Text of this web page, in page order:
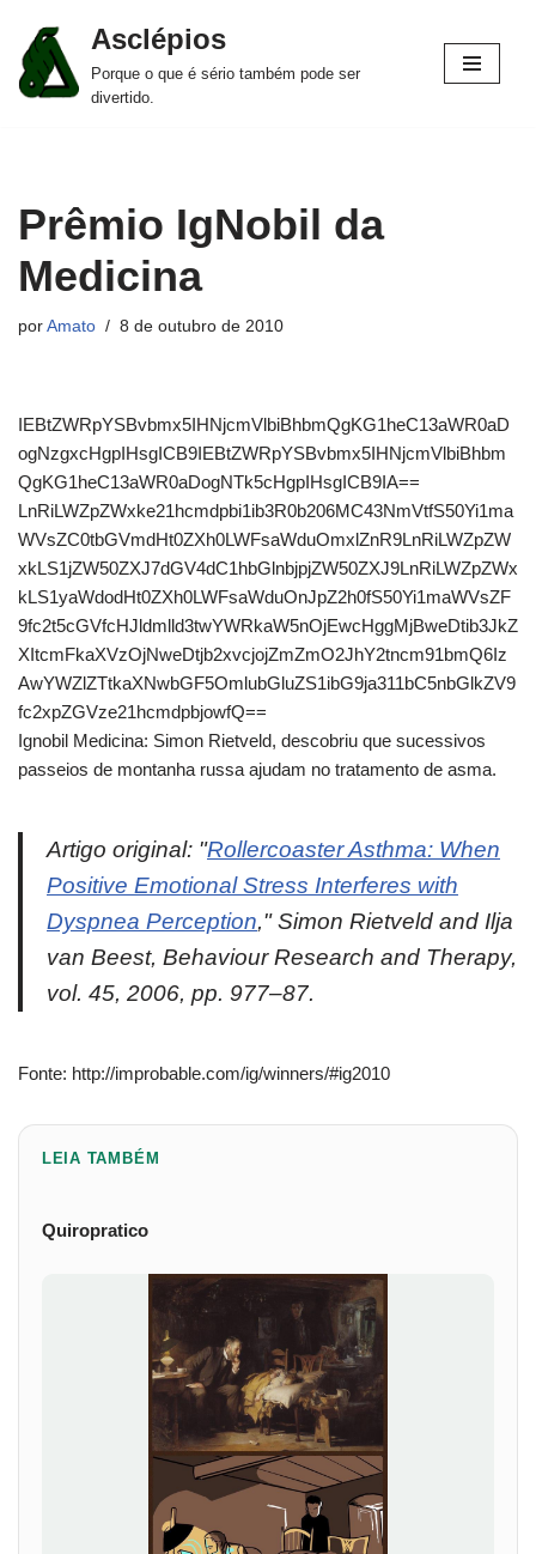
Pular
para
Asclépios
Porque o que é sério também pode ser
divertido.
Prêmio IgNobil da
Medicina
por Amato 8 de outubro de 2010
IEBtZWRpYSBvbmx5IHNjcmVlbiBhbmQgKG1heC13aWR0aD
ogNzgxcHgpIHsgICB9IEBtZWRpYSBvbmx5IHNjcmVlbiBhbm
QgKG1heC13aWR0aDogNTk5cHgpIHsgICB9IA==
LnRiLWZpZWxke21hcmdpbi1ib3R0b206MC43NmVtfS50Yi1ma
WVsZC0tbGVmdHt0ZXh0LWFsaWduOmxlZnR9LnRiLWZpZW
xkLS1jZW50ZXJ7dGV4dC1hbGlnbjpjZW50ZXJ9LnRiLWZpZWx
kLS1yaWdodHt0ZXh0LWFsaWduOnJpZ2h0fS50Yi1maWVsZF
9fc2t5cGVfcHJldmlld3twYWRkaW5nOjEwcHggMjBweDtib3JkZ
XItcmFkaXVzOjNweDtjb2xvcjojZmZmO2JhY2tncm91bmQ6Iz
AwYWZlZTtkaXNwbGF5OmlubGluZS1ibG9ja311bC5nbGlkZV9
fc2xpZGVze21hcmdpbjowfQ==
Ignobil Medicina: Simon Rietveld, descobriu que sucessivos
passeios de montanha russa ajudam no tratamento de asma.
Artigo original: "Rollercoaster Asthma: When
Positive Emotional Stress Interferes with
Dyspnea Perception," Simon Rietveld and Ilja
van Beest, Behaviour Research and Therapy,
vol. 45, 2006, pp. 977–87.
Fonte: http://improbable.com/ig/winners/#ig2010
LEIA TAMBÉM
Quiropratico